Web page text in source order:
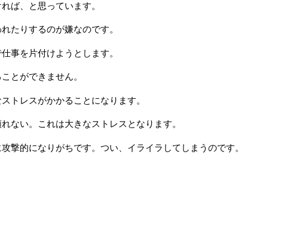
ば、と思っています。
たりするのが嫌なのです。
事を片付けようとします。
とができません。
トレスがかかることになります。
ない。これは大きなストレスとなります。
撃的になりがちです。つい、イライラしてしまうのです。